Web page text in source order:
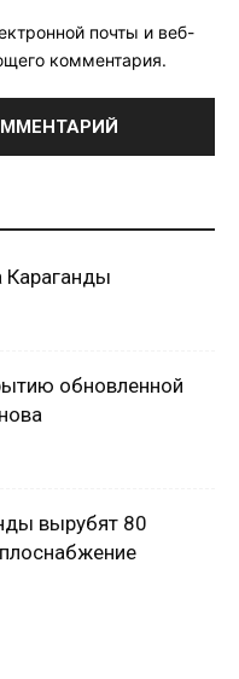
почты и веб-
комментария.
Караганды
обновленной
вырубят 80